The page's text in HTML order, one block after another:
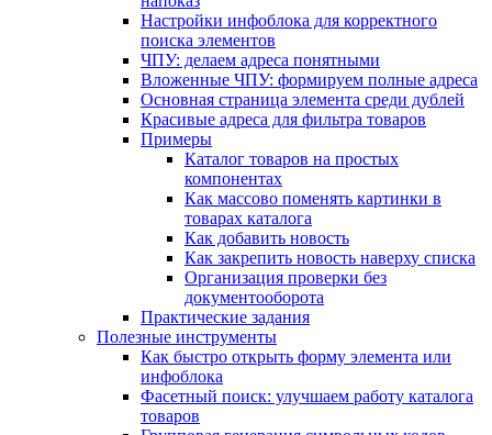
Настройки инфоблока для корректного
поиска элементов
ЧПУ: делаем адреса понятными
Вложенные ЧПУ: формируем полные адреса
Основная страница элемента среди дублей
Красивые адреса для фильтра товаров
Примеры
Каталог товаров на простых
компонентах
Как массово поменять картинки в
товарах каталога
Как добавить новость
Как закрепить новость наверху списка
Организация проверки без
документооборота
Практические задания
Полезные инструменты
Как быстро открыть форму элемента или
инфоблока
Фасетный поиск: улучшаем работу каталога
товаров